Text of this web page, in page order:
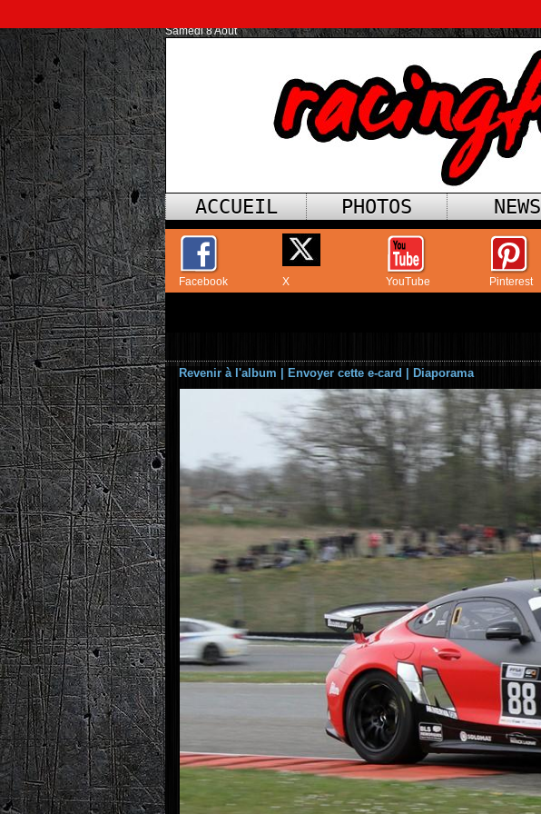
Samedi 8 Août
ACCUEIL PHOTOS NEWS
Facebook X YouTube Pinterest
Revenir à l'album Envoyer cette e-card Diaporama